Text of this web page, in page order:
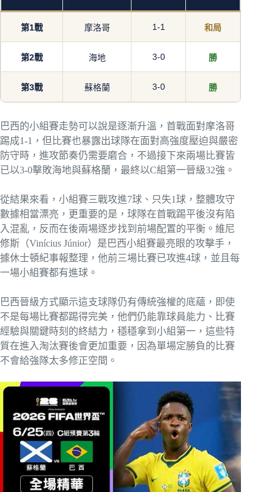
第1戰 摩洛哥 1-1 和局
第2戰 海地 3-0 勝
第3戰 蘇格蘭 3-0 勝
巴西的小組賽走勢可以說是逐漸升溫，首戰面對摩洛哥
踢成1-1，但比賽也暴露出球隊在面對高強度壓迫與嚴密
防守時，進攻節奏仍需要磨合，不過接下來兩場比賽皆
已以3-0擊敗海地與蘇格蘭，最終以C組第一晉級32強。
從結果來看，小組賽三戰攻進7球、只失1球，整體攻守
數據相當漂亮，更重要的是，球隊在首戰踢平後沒有陷
入混亂，反而在後兩場逐步找到前場配置的平衡。維尼
修斯（Vinícius Júnior）是巴西小組賽最亮眼的攻擊手，
據休士頓紀事報整理，他前三場比賽已攻進4球，並且每
一場小組賽都有進球。
巴西晉級方式顯示這支球隊仍有傳統強權的底蘊，即使
不是每場比賽都踢得完美，他們仍能靠球員能力、比賽
經驗與關鍵時刻的終結力，穩穩拿到小組第一，這些特
質在進入淘汰賽後會更加重要，因為單場定勝負的比賽
不會給強隊太多修正空間。